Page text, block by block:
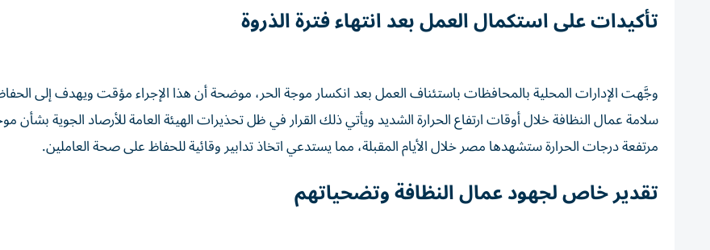
تأكيدات على استكمال العمل بعد انتهاء فترة الذروة
وجَّهت الإدارات المحلية بالمحافظات باستئناف العمل بعد انكسار موجة الحر، موضحة أن هذا الإجراء مؤقت ويهدف إلى
سلامة عمال النظافة خلال أوقات ارتفاع الحرارة الشديد ويأتي ذلك القرار في ظل تحذيرات الهيئة العامة للأرصاد الجوية بشأن
مرتفعة درجات الحرارة ستشهدها مصر خلال الأيام المقبلة، مما يستدعي اتخاذ تدابير وقائية للحفاظ على صحة العاملين.
تقدير خاص لجهود عمال النظافة وتضحياتهم